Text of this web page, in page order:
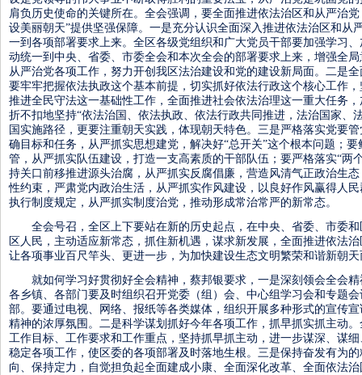
肩负历史使命的关键所在。全会强调，要全面推进依法治区和从严治
设美丽朝天”提供坚强保障。一是充分认识全面深入推进依法治区和从
一到各项部署要求上来。全区各级党组织和广大党员干部要加强学习
动统一到中央、省委、市委全会和本次全会的部署要求上来，增强全
从严治党各项工作，努力开创我区法治建设和党的建设新局面。二是
要牢牢把握依法执政这个基本前提，切实抓好依法行政这个核心工作
推进全民守法这一基础性工作，全面推进社会依法治理这一重大任务
折不扣地坚持“依法治国、依法执政、依法行政共同推进，法治国家、
国实施路径，更要注重朝天实践，体现朝天特色。三是严格落实党要
确目标和任务，从严抓实思想建党，解决好“总开关”这个根本问题；
管，从严抓实队伍建设，打造一支高素质的干部队伍；要严格落实“两
持关口前移推进源头治腐，从严抓实反腐倡廉，营造风清气正政治生
性约束，严肃党内政治生活，从严抓实作风建设，以良好作风赢得人
执行制度规定，从严抓实制度治党，推动形成常治常严的新常态。
全会号召，全区上下要站在新的历史起点，在中央、省委、市委和
区人民，主动适应新常态，抓住新机遇，谋求新发展，全面推进依法
让各项事业百尺竿头、更进一步，为加快建设生态文明繁荣和谐新朝
就如何学习好贯彻好全会精神，蔡邦银要求，一是深刻领会全会精
各乡镇、各部门要及时组织召开党委（组）会、中心组学习会和专题
部。要通过电视、网络、报纸等各类媒体，组织开展多种形式的宣传
精神的浓厚氛围。二是科学谋划抓好今年各项工作，抓早抓实抓主动
工作目标、工作要求和工作重点，坚持抓早抓主动，进一步谋深、谋
稳定各项工作，使区委的各项部署及时落地生根。三是保持奋发有为
向、保持定力，自觉担负起全面建成小康、全面深化改革、全面依法